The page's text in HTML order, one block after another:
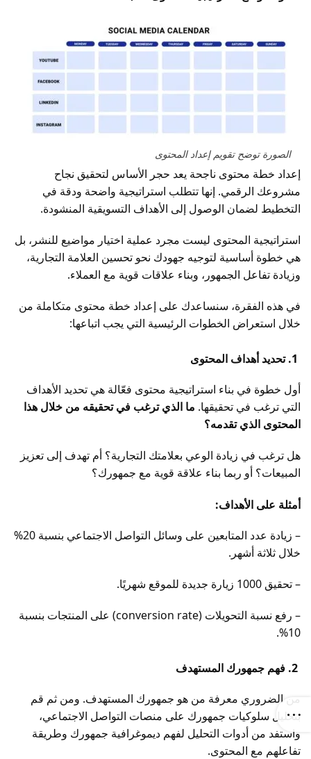
الصورة توضح تقويم إعداد المحتوى
إعداد خطة محتوى ناجحة يعد حجر الأساس لتحقيق نجاح
مشروعك الرقمي. إنها تتطلب استراتيجية واضحة ودقة في
التخطيط لضمان الوصول إلى الأهداف التسويقية المنشودة.
استراتيجية المحتوى ليست مجرد عملية اختيار مواضيع للنشر، بل
هي خطوة أساسية لتوجيه جهودك نحو تحسين العلامة التجارية،
وزيادة تفاعل الجمهور، وبناء علاقات قوية مع العملاء.
في هذه الفقرة، سنساعدك على إعداد خطة محتوى متكاملة من
خلال استعراض الخطوات الرئيسية التي يجب اتباعها:
أول خطوة في بناء استراتيجية محتوى فعّالة هي تحديد الأهداف
التي ترغب في تحقيقها. ما الذي ترغب في تحقيقه من خلال هذا
المحتوى الذي تقدمه؟
هل ترغب في زيادة الوعي بعلامتك التجارية؟ أم تهدف إلى تعزيز
المبيعات؟ أو ربما بناء علاقة قوية مع جمهورك؟
أمثلة على الأهداف:
– زيادة عدد المتابعين على وسائل التواصل الاجتماعي بنسبة 20%
خلال ثلاثة أشهر.
– تحقيق 1000 زيارة جديدة للموقع شهريًا.
– رفع نسبة التحويلات (conversion rate) على المنتجات بنسبة
10%.
من الضروري معرفة من هو جمهورك المستهدف. ومن ثم قم
بتحليل سلوكيات جمهورك على منصات التواصل الاجتماعي،
واستفد من أدوات التحليل لفهم ديموغرافية جمهورك وطريقة
تفاعلهم مع المحتوى.